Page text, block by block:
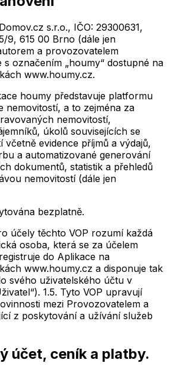
s.r.o., IČO: 29300631,
9, 615 00 Brno (dále jen
a provozovatelem
označením „houmy“ dostupné na
www.houmy.cz.
houmy představuje platformu
nemovitostí, a to zejména za
nemovitostí,
úkolů souvisejících se
evidence příjmů a výdajů,
a automatizované generování
dokumentů, statistik a přehledů
nemovitostí (dále jen
bezplatně.
účely těchto VOP rozumí každá
osoba, která se za účelem
do Aplikace na
www.houmy.cz a disponuje tak
svého uživatelského účtu v
1.5. Tyto VOP upravují
mezi Provozovatelem a
z poskytování a užívání služeb
účet, ceník a platby.